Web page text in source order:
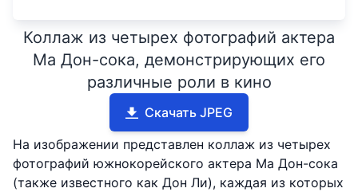
Коллаж из четырех фотографий актера
Ма Дон-сока, демонстрирующих его
различные роли в кино
Скачать JPEG
На изображении представлен коллаж из четырех
фотографий южнокорейского актера Ма Дон-сока
(также известного как Дон Ли), каждая из которых